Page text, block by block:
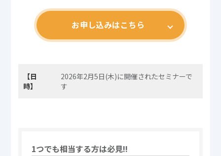
お申し込みはこちら
【日
時】
2026年2月5日(木)に開催されたセミナーで
す
1つでも相当する方は必見!!